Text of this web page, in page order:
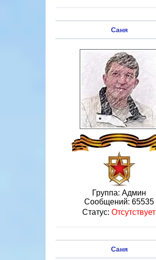
Саня
Группа: Админ
Сообщений: 65535
Статус: Отсутствует
Саня